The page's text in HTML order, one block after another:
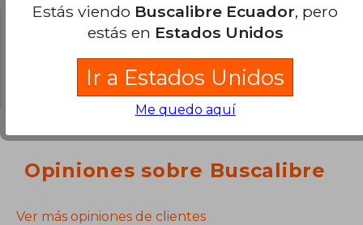
para poder agregar tu propia pregunta.
Opiniones sobre Buscalibre
Ver más opiniones de clientes
Estás viendo Buscalibre Ecuador, pero
estás en Estados Unidos
Ir a Estados Unidos
Me quedo aquí